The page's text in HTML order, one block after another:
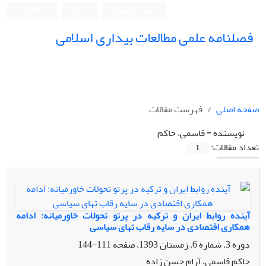
فصلنامه علمی مطالعات بیداری اسلامی
صفحه اصلی
فهرست مقالات
نویسنده =قاسمی، حاکم
تعداد مقالات:
1
آینده روابط ایران و ترکیه در پرتو تحولات خاورمیانه: ادامه
همکاری اقتصادی در سایه رقاب تهای سیاسی
دوره 3، شماره 6، زمستان 1393، صفحه
111-144
حاکم قاسمی، آرام حسن زاده